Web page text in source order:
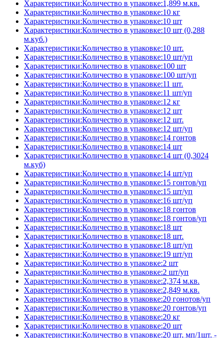
Характеристики:Количество в упаковке:1,899 м.кв.
Характеристики:Количество в упаковке:10 кг
Характеристики:Количество в упаковке:10 шт
Характеристики:Количество в упаковке:10 шт (0,288
м.куб.)
Характеристики:Количество в упаковке:10 шт.
Характеристики:Количество в упаковке:10 шт/уп
Характеристики:Количество в упаковке:100 шт
Характеристики:Количество в упаковке:100 шт/уп
Характеристики:Количество в упаковке:11 шт.
Характеристики:Количество в упаковке:11 шт/уп
Характеристики:Количество в упаковке:12 кг
Характеристики:Количество в упаковке:12 шт
Характеристики:Количество в упаковке:12 шт.
Характеристики:Количество в упаковке:12 шт/уп
Характеристики:Количество в упаковке:14 гонтов
Характеристики:Количество в упаковке:14 шт
Характеристики:Количество в упаковке:14 шт (0,3024
м.куб)
Характеристики:Количество в упаковке:14 шт/уп
Характеристики:Количество в упаковке:15 гонтов/уп
Характеристики:Количество в упаковке:15 шт/уп
Характеристики:Количество в упаковке:16 шт/уп
Характеристики:Количество в упаковке:18 гонтов
Характеристики:Количество в упаковке:18 гонтов/уп
Характеристики:Количество в упаковке:18 шт
Характеристики:Количество в упаковке:18 шт.
Характеристики:Количество в упаковке:18 шт/уп
Характеристики:Количество в упаковке:19 шт/уп
Характеристики:Количество в упаковке:2 шт
Характеристики:Количество в упаковке:2 шт/уп
Характеристики:Количество в упаковке:2,374 м.кв.
Характеристики:Количество в упаковке:2,849 м.кв.
Характеристики:Количество в упаковке:20 гонотов/уп
Характеристики:Количество в упаковке:20 гонтов/уп
Характеристики:Количество в упаковке:20 кг
Характеристики:Количество в упаковке:20 шт
Характеристики:Количество в упаковке:20 шт, мп/1шт. -